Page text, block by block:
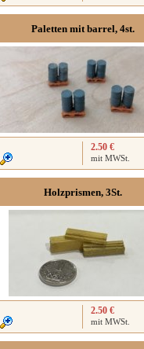
Paletten mit barrel, 4st.
2.50 €
mit MWSt.
Holzprismen, 3St.
2.50 €
mit MWSt.